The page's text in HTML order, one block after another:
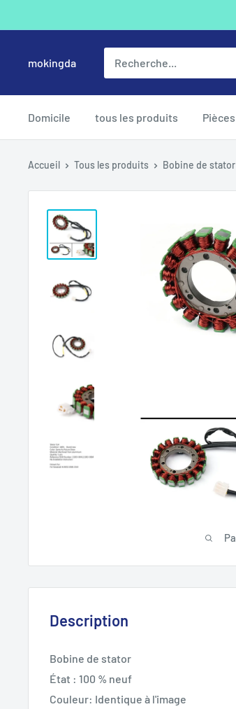
au
mokingda
Domicile tous les produits
Accueil Tous les produits Bobine de
Description
Bobine de stator
État : 100 % neuf
Couleur: Identique à l'image